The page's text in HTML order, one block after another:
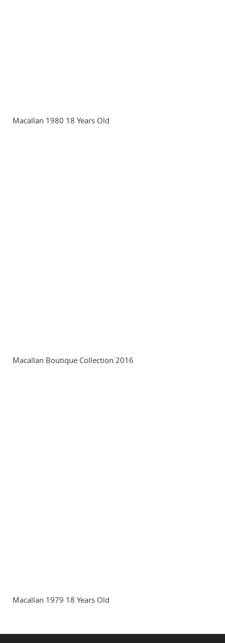
Macallan 1980 18 Years Old
Macallan Boutique Collection 2016
Macallan 1979 18 Years Old